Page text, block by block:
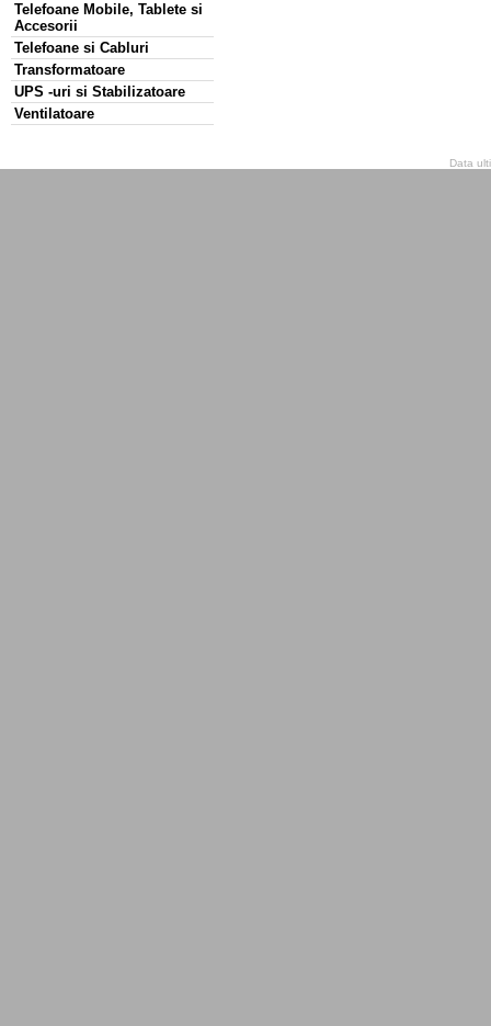
Telefoane Mobile, Tablete si
Accesorii
Telefoane si Cabluri
Transformatoare
UPS -uri si Stabilizatoare
Ventilatoare
Data